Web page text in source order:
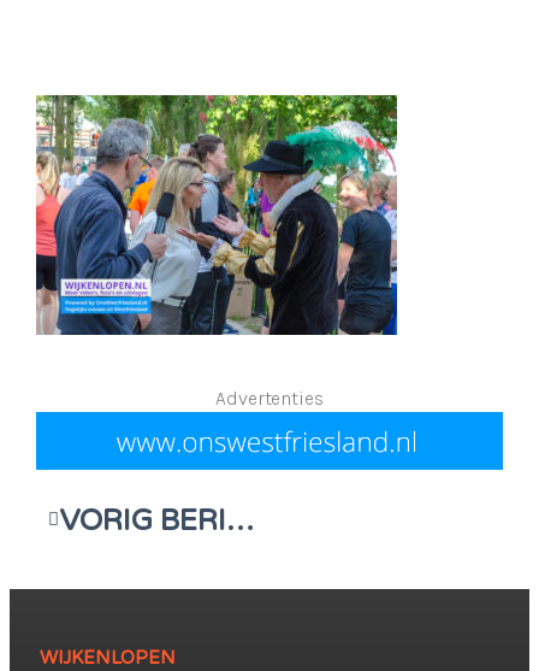
Advertenties
VORIG BERICHT
WIJKENLOPEN